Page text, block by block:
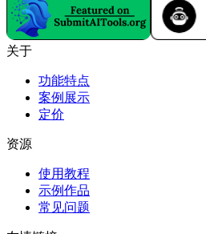
关于
功能特点
案例展示
定价
资源
使用教程
示例作品
常见问题